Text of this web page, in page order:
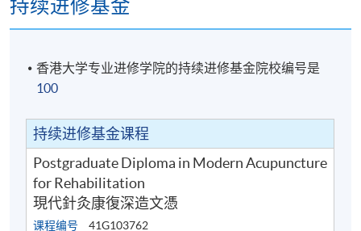
持续进修基金
香港大学专业进修学院的持续进修基金院校编号是
100
持续进修基金课程
Postgraduate Diploma in Modern Acupuncture
for Rehabilitation
現代針灸康復深造文憑
课程编号 41G103762